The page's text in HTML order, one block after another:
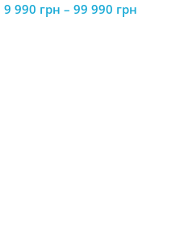
9 990 грн – 99 990 грн